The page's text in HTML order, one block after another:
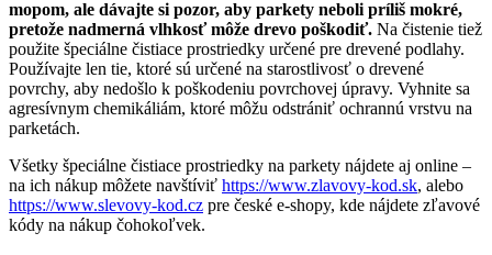
mopom, ale dávajte si pozor, aby parkety neboli príliš mokré,
pretože nadmerná vlhkosť môže drevo poškodiť. Na čistenie tiež
použite špeciálne čistiace prostriedky určené pre drevené podlahy.
Používajte len tie, ktoré sú určené na starostlivosť o drevené
povrchy, aby nedošlo k poškodeniu povrchovej úpravy. Vyhnite sa
agresívnym chemikáliám, ktoré môžu odstrániť ochrannú vrstvu na
parketách.
Všetky špeciálne čistiace prostriedky na parkety nájdete aj online –
na ich nákup môžete navštíviť https://www.zlavovy-kod.sk, alebo
https://www.slevovy-kod.cz pre české e-shopy, kde nájdete zľavové
kódy na nákup čohokoľvek.